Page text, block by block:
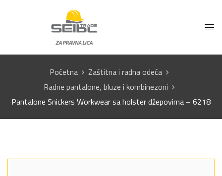
Početna
Zaštitna i radna odeća
Radne pantalone, bluze i kombinezoni
Pantalone Snickers Workwear sa holster džepovima – 6218